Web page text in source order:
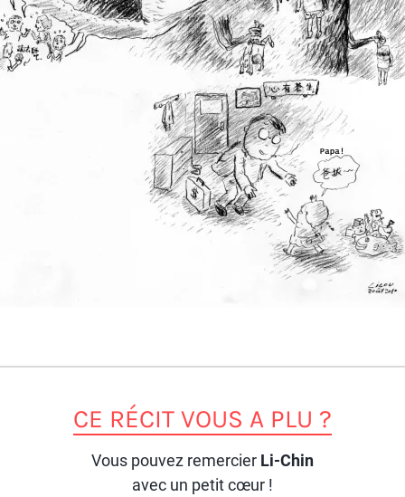
CE RÉCIT VOUS A PLU ?
Vous pouvez remercier Li-Chin
avec un petit cœur !